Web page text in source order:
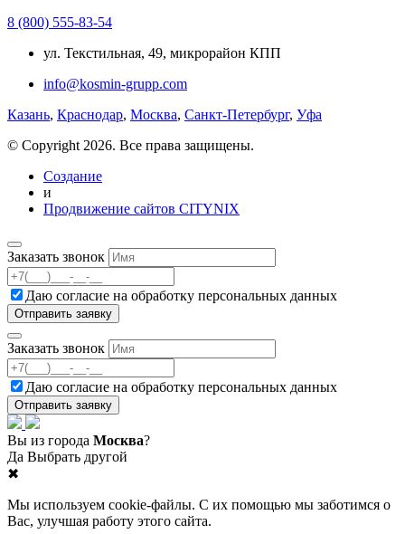
8 (800) 555-83-54
ул. Текстильная, 49, микрорайон КПП
info@kosmin-grupp.com
Казань, Краснодар, Москва, Санкт-Петербург, Уфа
© Copyright 2026. Все права защищены.
Создание
и
Продвижение сайтов CITYNIX
Заказать звонок
Даю согласие на обработку персональных данных
Заказать звонок
Даю согласие на обработку персональных данных
Вы из города Москва?
Да Выбрать другой
✖
Мы используем cookie-файлы. С их помощью мы заботимся о
Вас, улучшая работу этого сайта.